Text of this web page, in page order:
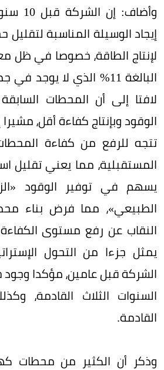
إيجاد الوسيلة المناسبة
لإنتاج الطاقة، خصوصا في ظل
البالغة 11% الذي لا يوجد
لافتا إلى أن المحطات
الوقود وبإنتاج كفاءة أقل،
تتجه للرفع من كفاءة
المستقبلية، مما يعني تقليل
يسهم في توفير الوقود
الطبيعي»، مما فرض بناء
النقاب عن رفع مستوى
يمثل جزءا من التحول
الشركة قبل عامين، مؤكدا
السنوات الثلاث القادمة،
القادمة.
وذكر أن الكثير من محطات